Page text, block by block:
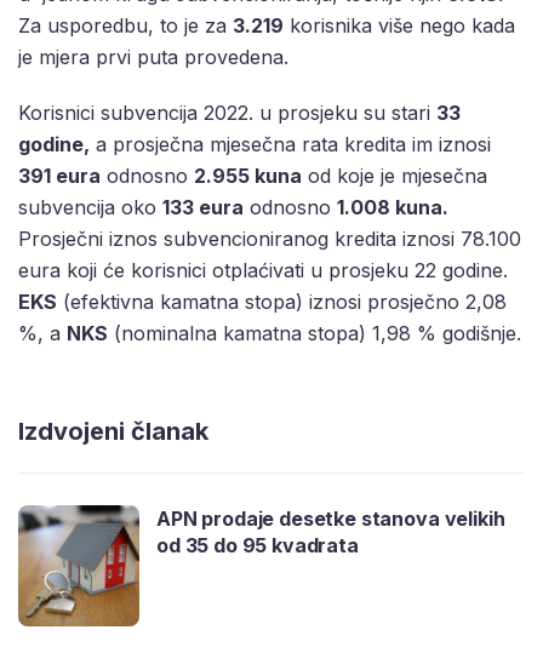
Za usporedbu, to je za 3.219 korisnika više nego kada
je mjera prvi puta provedena.
Korisnici subvencija 2022. u prosjeku su stari 33
godine, a prosječna mjesečna rata kredita im iznosi
391 eura odnosno 2.955 kuna od koje je mjesečna
subvencija oko 133 eura odnosno 1.008 kuna.
Prosječni iznos subvencioniranog kredita iznosi 78.100
eura koji će korisnici otplaćivati u prosjeku 22 godine.
EKS (efektivna kamatna stopa) iznosi prosječno 2,08
%, a NKS (nominalna kamatna stopa) 1,98 % godišnje.
Izdvojeni članak
APN prodaje desetke stanova velikih
od 35 do 95 kvadrata